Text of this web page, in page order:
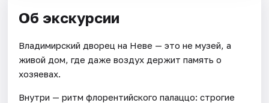
Об экскурсии
Владимирский дворец на Неве — это не музей, а
живой дом, где даже воздух держит память о
хозяевах.
Внутри — ритм флорентийского палаццо: строгие